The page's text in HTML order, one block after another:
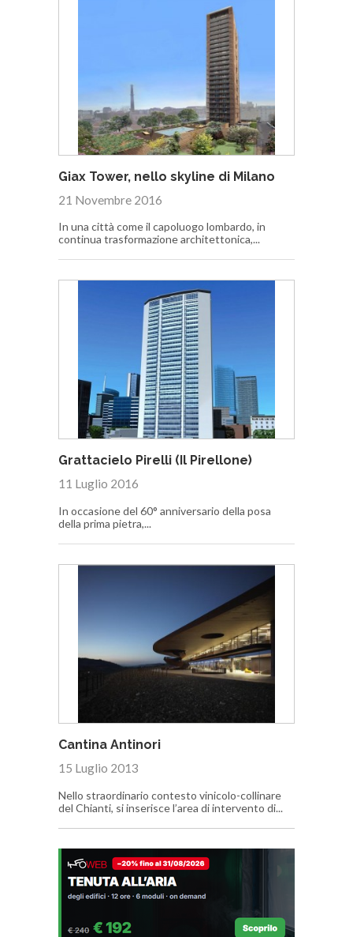
Giax Tower, nello skyline di Milano
21 Novembre 2016
In una città come il capoluogo lombardo, in
continua trasformazione architettonica,...
Grattacielo Pirelli (Il Pirellone)
11 Luglio 2016
In occasione del 60° anniversario della posa
della prima pietra,...
Cantina Antinori
15 Luglio 2013
Nello straordinario contesto vinicolo-collinare
del Chianti, si inserisce l’area di intervento di...